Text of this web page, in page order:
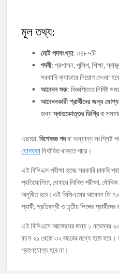
মূল তথ্য:
মোট পদসংখ্যা: ৩৪৮৭টি
পদবী: প্রশাসন, পুলিশ, শিক্ষা,
সরকারি ক্যাডারে নিয়োগ দেওয়া
আবেদন শুরু: বিজ্ঞপ্তিতে
আবেদনকারী প্রার্থীদের জন্য
জন্যস্নাতকোত্তর ডিগ্রিবা
এছাড়া,বিশেষজ্ঞ পদবা অন্যান্য সংশ্লিষ্ট
যোগ্যতানির্ধারিত থাকতে পারে।
এই বিসিএস পরীক্ষা হচ্ছে সরকারি চাকরি
প্রতিযোগিতা, যেখানে লিখিত পরীক্ষা, মৌখিক
অনুষ্ঠিত হবে।এই বিসিএসের আবেদন ফি
প্রার্থী, প্রতিবন্ধী ও তৃতীয় লিঙ্গের
এই বিসিএসে আবেদনের জন্য ১ নভেম্বর
বয়স ২১ থেকে ৩২ বছরের মধ্যে হতে
গ্রহণযোগ্য হবে না।